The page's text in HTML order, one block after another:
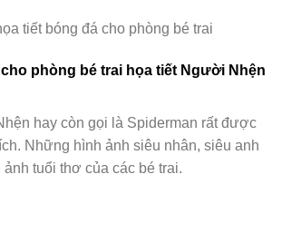
tiết bóng đá cho phòng bé trai
phòng bé trai họa tiết Người Nhện
hay còn gọi là Spiderman rất được
Những hình ảnh siêu nhân, siêu anh
tuổi thơ của các bé trai.